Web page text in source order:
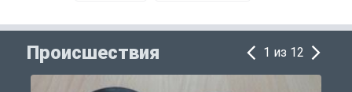
Происшествия 1 из 12